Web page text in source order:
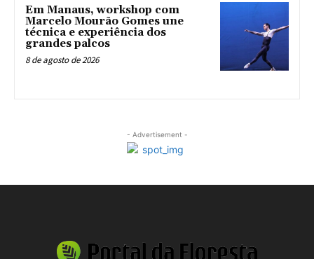
Em Manaus, workshop com
Marcelo Mourão Gomes une
técnica e experiência dos
grandes palcos
8 de agosto de 2026
- Advertisement -